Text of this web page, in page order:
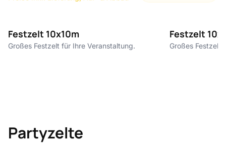
Festzelt 10x10m
Großes Festzelt für Ihre Veranstaltung.
Festzelt
Großes Festzelt
Partyzelte